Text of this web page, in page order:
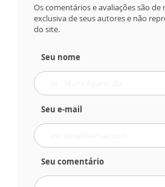
Os comentários e avaliações são
exclusiva de seus autores e não
do site.
Seu nome
Seu e-mail
Seu comentário